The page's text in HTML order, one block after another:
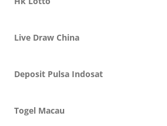
Live Draw China
Deposit Pulsa Indosat
Togel Macau